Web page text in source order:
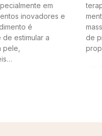
em
inovadores e
é
estimular a
de